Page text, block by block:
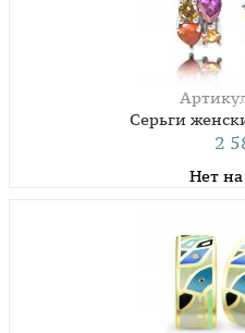
Серьги
2
Нет на